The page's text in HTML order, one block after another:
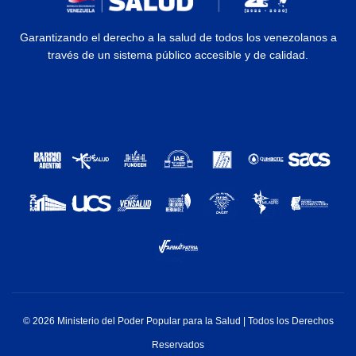
Garantizando el derecho a la salud de todos los venezolanos a
través de un sistema público accesible y de calidad.
© 2026 Ministerio del Poder Popular para la Salud | Todos los Derechos
Reservados